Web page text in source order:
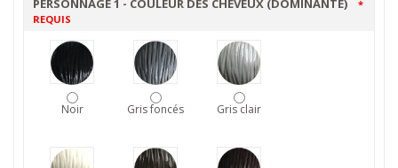
PERSONNAGE 1 - COULEUR DES CHEVEUX (DOMINANTE) *
REQUIS
Noir Gris foncés Gris clair